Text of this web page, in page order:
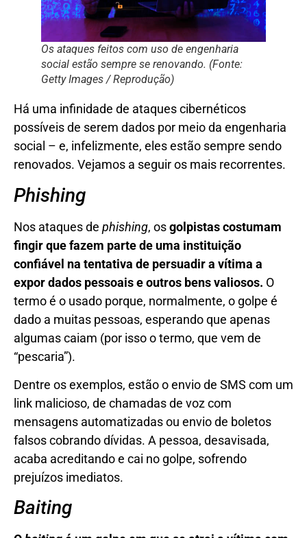
Os ataques feitos com uso de engenharia
social estão sempre se renovando. (Fonte:
Getty Images / Reprodução)
Há uma infinidade de ataques cibernéticos
possíveis de serem dados por meio da engenharia
social – e, infelizmente, eles estão sempre sendo
renovados. Vejamos a seguir os mais recorrentes.
Phishing
Nos ataques de phishing, osgolpistas costumam
fingir que fazem parte de uma instituição
confiável na tentativa de persuadir a vítima a
expor dados pessoais e outros bens valiosos. O
termo é o usado porque, normalmente, o golpe é
dado a muitas pessoas, esperando que apenas
algumas caiam (por isso o termo, que vem de
“pescaria”).
Dentre os exemplos, estão o envio de SMS com um
link malicioso, de chamadas de voz com
mensagens automatizadas ou envio de boletos
falsos cobrando dívidas. A pessoa, desavisada,
acaba acreditando e cai no golpe, sofrendo
prejuízos imediatos.
Baiting